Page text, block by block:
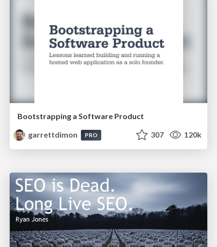
Bootstrapping a Software Product
garrettdimon
PRO 307 120k